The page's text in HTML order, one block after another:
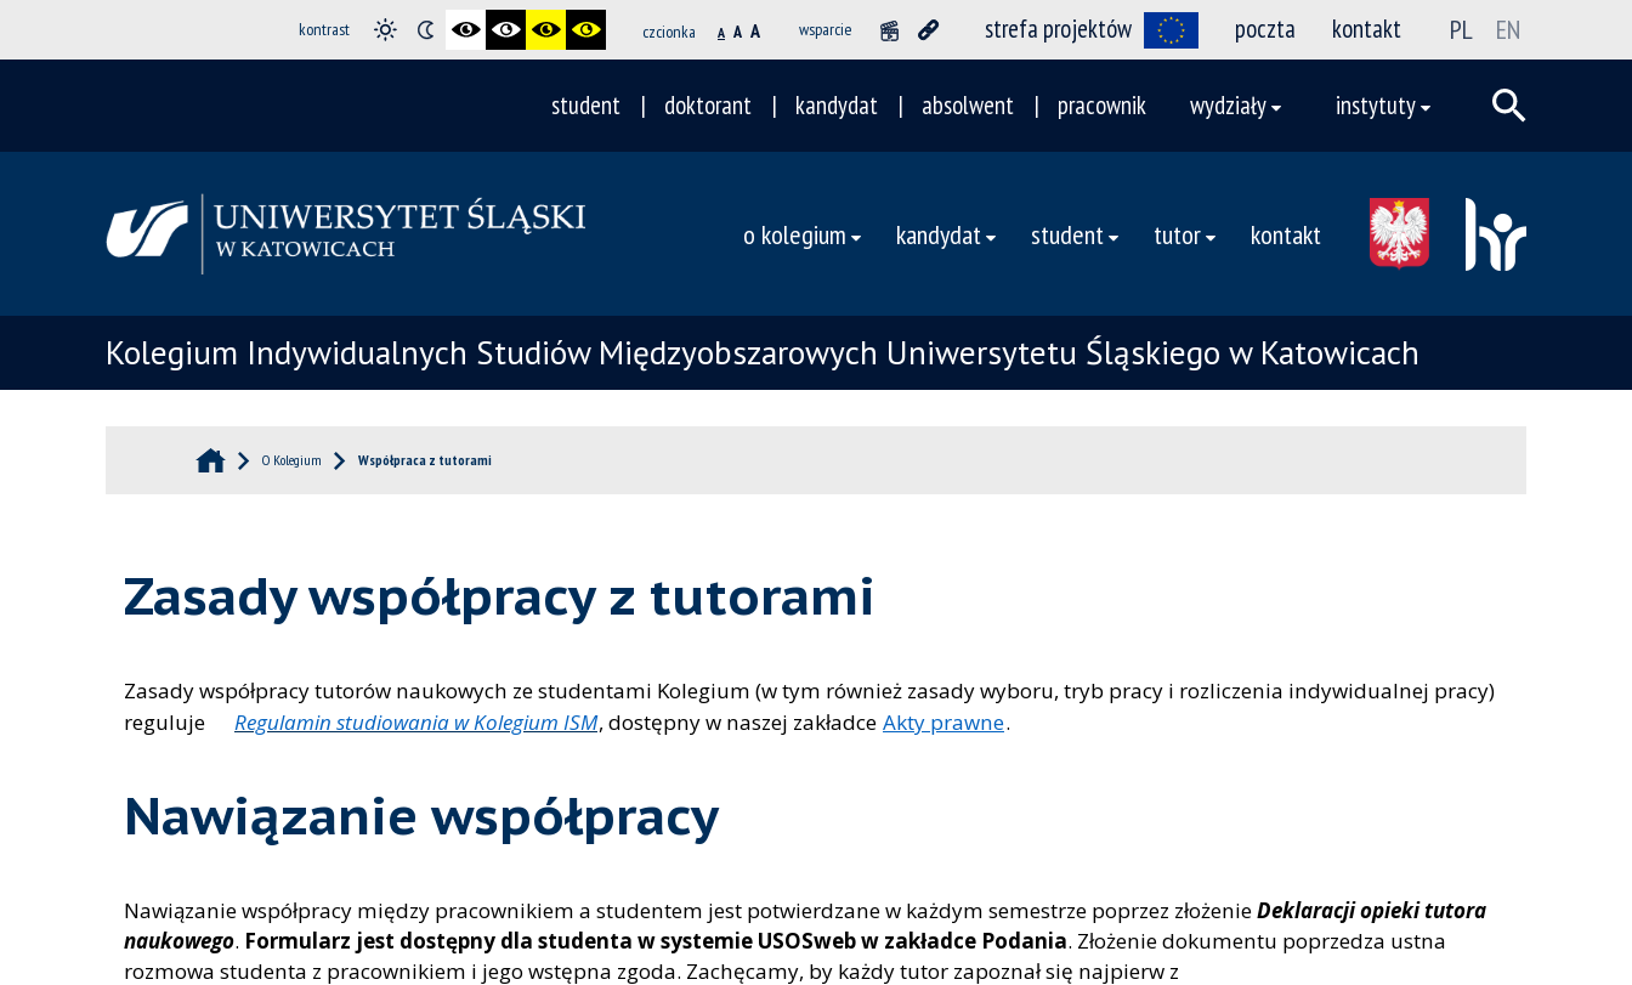
kontrast czcionka A A A wsparcie strefa projektów poczta kontakt PL EN
student doktorant kandydat absolwent pracownik wydziały instytuty
o kolegium kandydat student tutor kontakt
Kolegium Indywidualnych Studiów Międzyobszarowych Uniwersytetu Śląskiego w Katowicach
O Kolegium Współpraca z tutorami
Zasady współpracy z tutorami
Zasady współpracy tutorów naukowych ze studentami Kolegium (w tym również zasady wyboru, tryb pracy i rozliczenia indywidualnej pracy)
reguluje
Regulamin studiowania w Kolegium ISM, dostępny w naszej zakładce Akty prawne.
Nawiązanie współpracy
Nawiązanie współpracy między pracownikiem a studentem jest potwierdzane w każdym semestrze poprzez złożenieDeklaracji opieki tutora
naukowego. Formularz jest dostępny dla studenta w systemie USOSweb w zakładce Podania. Złożenie dokumentu poprzedza ustna
rozmowa studenta z pracownikiem i jego wstępna zgoda. Zachęcamy, by każdy tutor zapoznał się najpierw z